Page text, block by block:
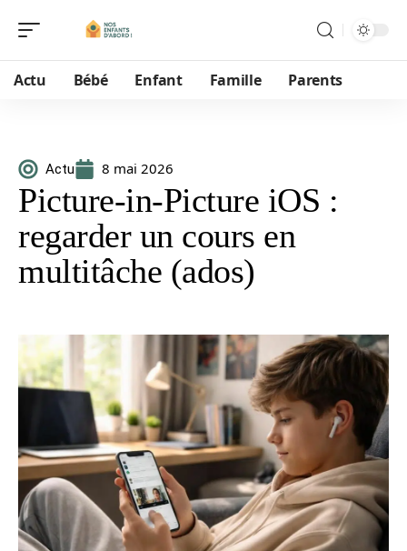
Actu Bébé Enfant Famille Parents
Actu 8 mai 2026
Picture-in-Picture iOS :
regarder un cours en
multitâche (ados)